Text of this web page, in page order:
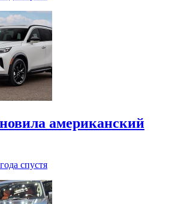
американский
спустя